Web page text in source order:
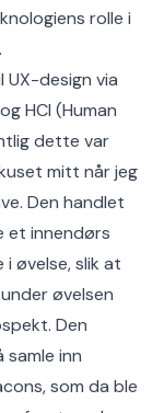
rolle i
design via
HCI (Human
dette var
mitt når jeg
Den handlet
et innendørs
øvelse, slik at
øvelsen
Den
inn
som da ble